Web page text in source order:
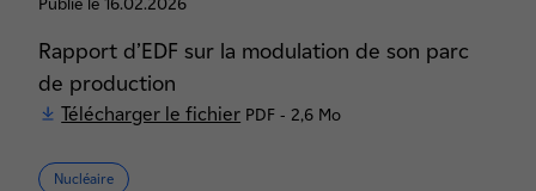
Publié le 16.02.2026
Rapport d’EDF sur la modulation de son parc
de production
Télécharger le fichier PDF - 2,6 Mo
Nucléaire